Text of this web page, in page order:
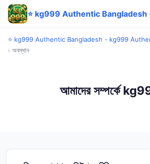
⭐ kg999 Authentic Bangladesh - kg999
› অবস্থান
আমাদের সম্পর্কে